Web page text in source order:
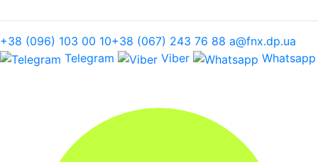
+38 (096) 103 00 10+38 (067) 243 76 88 a@fnx.dp.ua
Telegram
Viber Whatsapp